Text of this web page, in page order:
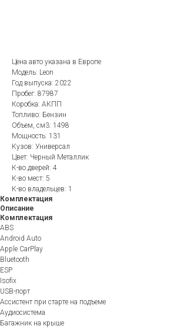
Цена авто указана в Европе
Модель: Leon
Год выпуска: 2022
Пробег: 87987
Коробка: АКПП
Топливо: Бензин
Объем, см3: 1498
Мощность: 131
Кузов: Универсал
Цвет: Черный Металлик
К-во дверей: 4
К-во мест: 5
К-во владельцев: 1
Комплектация
Описание
Комплектация
ABS
Android Auto
Apple CarPlay
Bluetooth
ESP
Isofix
USB-порт
Ассистент при старте на подъеме
Аудиосистема
Багажник на крыше